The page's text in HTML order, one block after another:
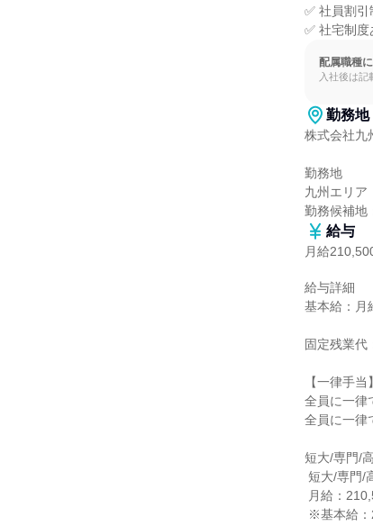
✅ 社員割引
✅ 社宅制度
配属職種
入社後は記
勤務地
株式会社九
勤務地
九州エリア
勤務候補地
給与
月給
給与詳細
基本給：月
固定残業代
【一律手当】
全員に一律
全員に一律
短大/専門/